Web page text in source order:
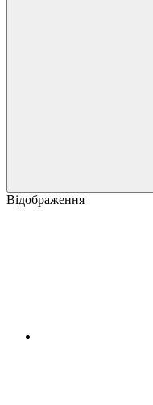
Відображення